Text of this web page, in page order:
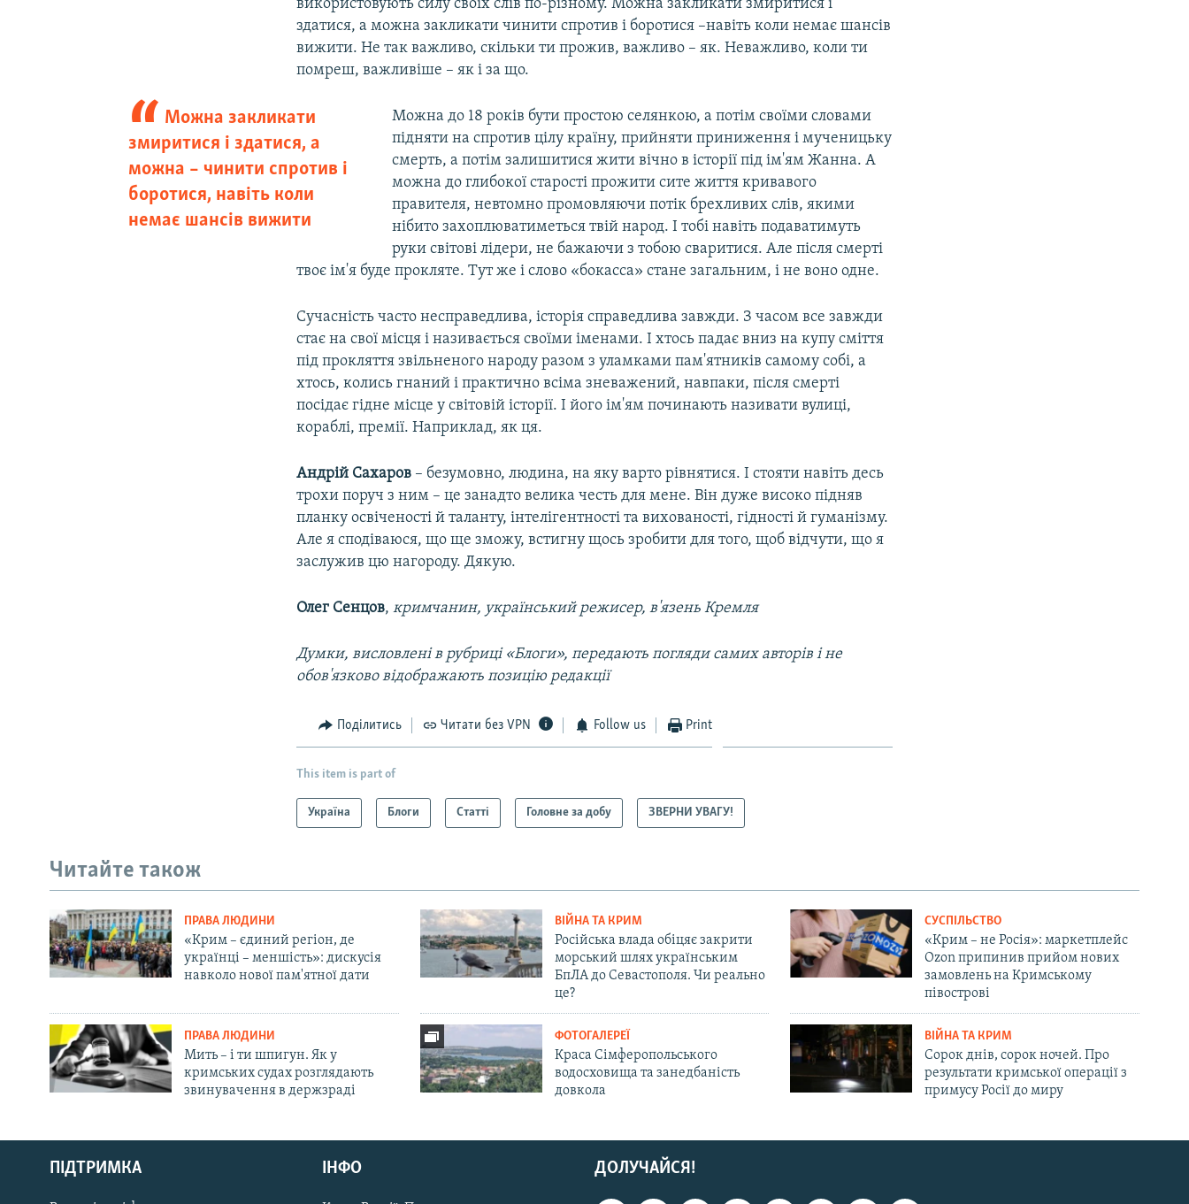
Русский
Qırımtatar
використовують силу своїх слів по-різному. Можна закликати змиритися і
здатися, а можна закликати чинити спротив і боротися –навіть коли немає шансів
вижити. Не так важливо, скільки ти прожив, важливо – як. Неважливо, коли ти
помреш, важливіше – як і за що.
Можна закликати
змиритися і здатися, а
можна – чинити спротив і
боротися, навіть коли
немає шансів вижити
Можна до 18 років бути простою селянкою, а потім своїми словами
підняти на спротив цілу країну, прийняти приниження і мученицьку
смерть, а потім залишитися жити вічно в історії під ім'ям Жанна. А
можна до глибокої старості прожити сите життя кривавого
правителя, невтомно промовляючи потік брехливих слів, якими
нібито захоплюватиметься твій народ. І тобі навіть подаватимуть
руки світові лідери, не бажаючи з тобою сваритися. Але після смерті
твоє ім'я буде прокляте. Тут же і слово «бокасса» стане загальним, і не воно одне.
Сучасність часто несправедлива, історія справедлива завжди. З часом все завжди
стає на свої місця і називається своїми іменами. І хтось падає вниз на купу сміття
під прокляття звільненого народу разом з уламками пам'ятників самому собі, а
хтось, колись гнаний і практично всіма зневажений, навпаки, після смерті
посідає гідне місце у світовій історії. І його ім'ям починають називати вулиці,
кораблі, премії. Наприклад, як ця.
Андрій Сахаров – безумовно, людина, на яку варто рівнятися. І стояти навіть десь
трохи поруч з ним – це занадто велика честь для мене. Він дуже високо підняв
планку освіченості й таланту, інтелігентності та вихованості, гідності й гуманізму.
Але я сподіваюся, що ще зможу, встигну щось зробити для того, щоб відчути, що я
заслужив цю нагороду. Дякую.
Олег Сенцов,кримчанин, український режисер, в'язень Кремля
Думки, висловлені в рубриці «Блоги», передають погляди самих авторів і не
обов'язково відображають позицію редакції
Поділитись Читати без VPN Follow us Print
This item is part of
Україна Блоги Статті Головне за добу ЗВЕРНИ УВАГУ!
Читайте також
ПРАВА ЛЮДИНИ
«Крим – єдиний регіон, де
українці – меншість»: дискусія
навколо нової пам'ятної дати
ВІЙНА ТА КРИМ
Російська влада обіцяє закрити
морський шлях українським
БпЛА до Севастополя. Чи реально
це?
СУСПІЛЬСТВО
«Крим – не Росія»: маркетплейс
Ozon припинив прийом нових
замовлень на Кримському
півострові
ПРАВА ЛЮДИНИ
Мить – і ти шпигун. Як у
кримських судах розглядають
звинувачення в держзраді
ФОТОГАЛЕРЕЇ
Краса Сімферопольського
водосховища та занедбаність
довкола
ВІЙНА ТА КРИМ
Сорок днів, сорок ночей. Про
результати кримської операції з
примусу Росії до миру
ДОЛУЧАЙСЯ!
ПІДТРИМКА ІНФО